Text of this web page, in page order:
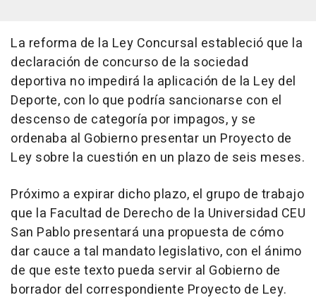
La reforma de la Ley Concursal estableció que la
declaración de concurso de la sociedad
deportiva no impedirá la aplicación de la Ley del
Deporte, con lo que podría sancionarse con el
descenso de categoría por impagos, y se
ordenaba al Gobierno presentar un Proyecto de
Ley sobre la cuestión en un plazo de seis meses.
Próximo a expirar dicho plazo, el grupo de trabajo
que la Facultad de Derecho de la Universidad CEU
San Pablo presentará una propuesta de cómo
dar cauce a tal mandato legislativo, con el ánimo
de que este texto pueda servir al Gobierno de
borrador del correspondiente Proyecto de Ley.